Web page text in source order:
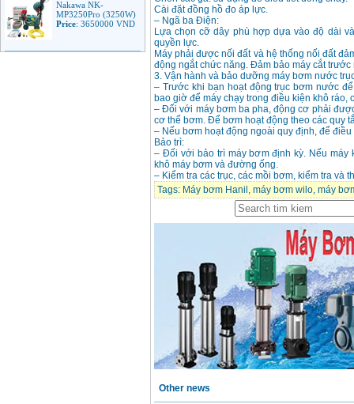
MP3250Pro (3250W)
Price:3650000VND
Cài đặt đồng hồ đo áp lực.
– Ngã ba Điện:
Lựa chọn cỡ dây phù hợp dựa vào độ dài
quyền lực.
Máy phải được nối đất và hệ thống nối đất
động ngắt chức năng. Đảm bảo máy cắt
3. Vận hành và bảo dưỡng máy bơm nước
– Trước khi bạn hoạt động trục bơm nước
bao giờ để máy chạy trong điều kiện khô ráo,
– Đối với máy bơm ba pha, động cơ phải
cơ thể bơm. Để bơm hoạt động theo các quy
– Nếu bơm hoạt động ngoài quy định, để
Bảo trì:
– Đối với bảo trì máy bơm định kỳ. Nếu
khô máy bơm và đường ống.
– Kiểm tra các trục, các mồi bơm, kiểm tra và
Tags: Máy bơm Hanil , máy bơm wilo, máy
Other news